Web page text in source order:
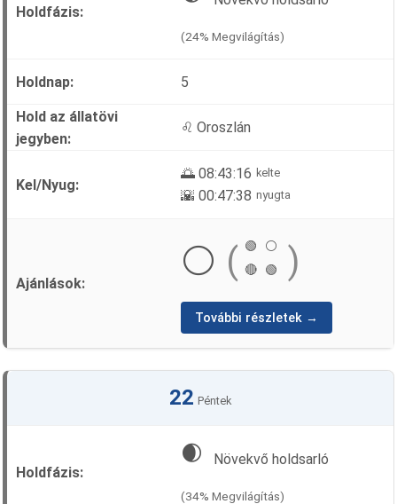
(24% Megvilágítás)
5
♌ Oroszlán
🌅 08:43:16 kelte
🌇 00:47:38 nyugta
⚪ ( 🟢
⚪
🔴
🟢 )
További részletek →
22 Péntek
🌒 Növekvő holdsarló
(34% Megvilágítás)